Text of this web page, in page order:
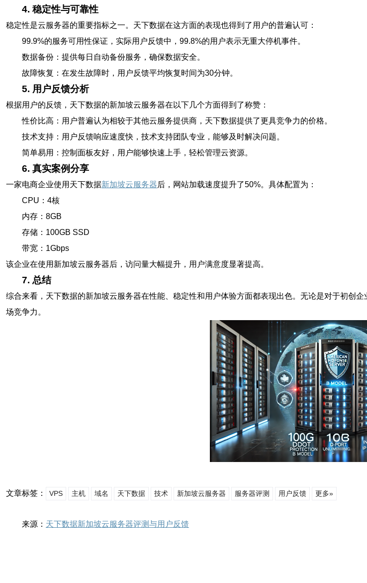
4. 稳定性与可靠性
稳定性是云服务器的重要指标之一。天下数据在这方面的表现也得到了用户的普遍认可：
99.9%的服务可用性保证，实际用户反馈中，99.8%的用户表示无重大停机事件。
数据备份：提供每日自动备份服务，确保数据安全。
故障恢复：在发生故障时，用户反馈平均恢复时间为30分钟。
5. 用户反馈分析
根据用户的反馈，天下数据的新加坡云服务器在以下几个方面得到了称赞：
性价比高：用户普遍认为相较于其他云服务提供商，天下数据提供了更具竞争力的价格。
技术支持：用户反馈响应速度快，技术支持团队专业，能够及时解决问题。
简单易用：控制面板友好，用户能够快速上手，轻松管理云资源。
6. 真实案例分享
一家电商企业使用天下数据新加坡云服务器后，网站加载速度提升了50%。具体配置为：
CPU：4核
内存：8GB
存储：100GB SSD
带宽：1Gbps
该企业在使用新加坡云服务器后，访问量大幅提升，用户满意度显著提高。
7. 总结
综合来看，天下数据的新加坡云服务器在性能、稳定性和用户体验方面都表现出色。无论是对于初创
场竞争力。
文章标签： VPS 主机 域名 天下数据 技术 新加坡云服务器 服务器评测 用户反馈 更多»
来源： 天下数据新加坡云服务器评测与用户反馈